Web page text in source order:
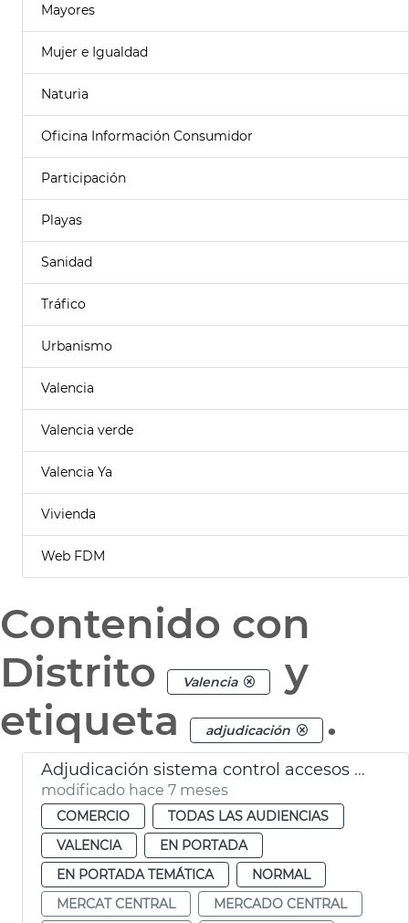
Mayores
Mujer e Igualdad
Naturia
Oficina Información Consumidor
Participación
Playas
Sanidad
Tráfico
Urbanismo
Valencia
Valencia verde
Valencia Ya
Vivienda
Web FDM
Contenido con
Distrito
Valencia
y
etiqueta
adjudicación .
Adjudicación sistema control accesos subterráneo Mercado Central
modificado hace 7 meses
COMERCIO
TODAS LAS AUDIENCIAS
VALENCIA
EN PORTADA
EN PORTADA TEMÁTICA
NORMAL
MERCAT CENTRAL
MERCADO CENTRAL